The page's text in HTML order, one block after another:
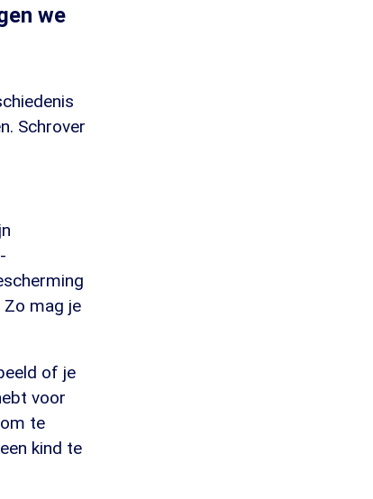
we
Schrover
Zo mag je
of je
voor
te
kind te